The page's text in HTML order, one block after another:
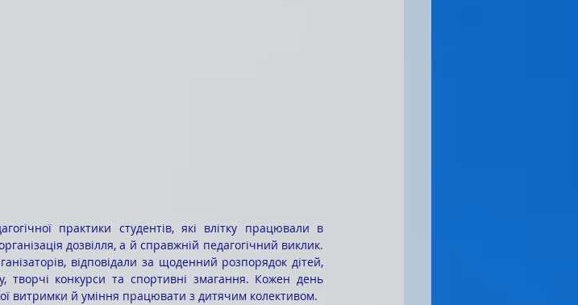
дозвілля, а й справжній педагогічний виклик.
відповідали за щоденний розпорядок дітей,
творчі конкурси та спортивні змагання. Кожен день
витримки й уміння працювати з дитячим колективом.